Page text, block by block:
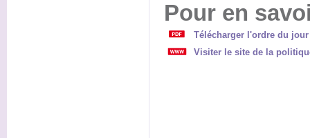
Pour en
Télécharger l'ordre du jour
Visiter le site de la